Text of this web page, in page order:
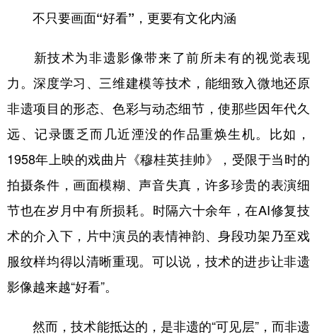
不只要画面“好看”，更要有文化内涵
新技术为非遗影像带来了前所未有的视觉表现
力。深度学习、三维建模等技术，能细致入微地还原
非遗项目的形态、色彩与动态细节，使那些因年代久
远、记录匮乏而几近湮没的作品重焕生机。比如，
1958年上映的戏曲片《穆桂英挂帅》，受限于当时的
拍摄条件，画面模糊、声音失真，许多珍贵的表演细
节也在岁月中有所损耗。时隔六十余年，在AI修复技
术的介入下，片中演员的表情神韵、身段功架乃至戏
服纹样均得以清晰重现。可以说，技术的进步让非遗
影像越来越“好看”。
然而，技术能抵达的，是非遗的“可见层”，而非遗